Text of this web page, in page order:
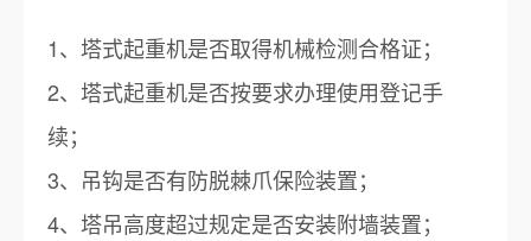
1、塔式起重机是否取得机械检测合格证；
2、塔式起重机是否按要求办理使用登记手
续；
3、吊钩是否有防脱棘爪保险装置；
4、塔吊高度超过规定是否安装附墙装置；